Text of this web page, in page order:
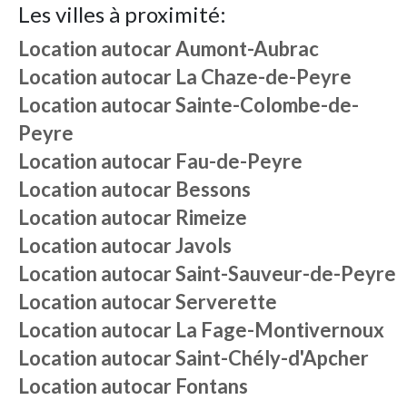
Les villes à proximité:
Location autocarAumont-Aubrac
Location autocar La Chaze-de-Peyre
Location autocarSainte-Colombe-de-
Peyre
Location autocar Fau-de-Peyre
Location autocar Bessons
Location autocar Rimeize
Location autocarJavols
Location autocarSaint-Sauveur-de-Peyre
Location autocarServerette
Location autocar La Fage-Montivernoux
Location autocarSaint-Chély-d'Apcher
Location autocar Fontans